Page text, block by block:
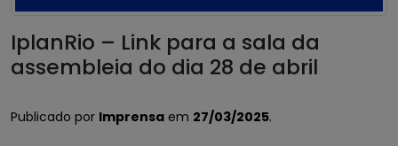
IplanRio – Link para a sala da
assembleia do dia 28 de abril
Publicado por Imprensa em 27/03/2025.